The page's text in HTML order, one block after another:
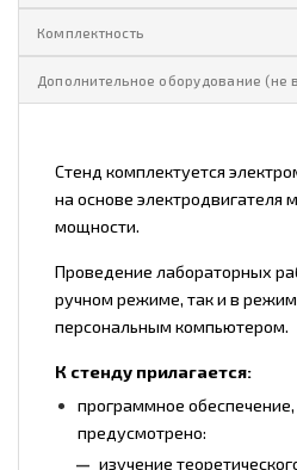
Комплектность
Дополнительное оборудование (не
Стенд комплектуется
на основе электродвигателя
мощности.
Проведение лабораторных
ручном режиме, так и в
персональным компьютером.
К стенду прилагается:
программное
предусмотрено:
изучение